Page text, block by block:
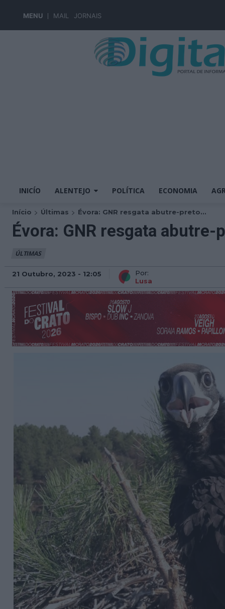
MENU MAIL JORNAIS
INICÍO ALENTEJO POLÍTICA ECONOMIA
Início Últimas Évora: GNR resgata abutre-preto...
Évora: GNR resgata
ÚLTIMAS
21 Outubro, 2023 - 12:05
Por:
Lusa